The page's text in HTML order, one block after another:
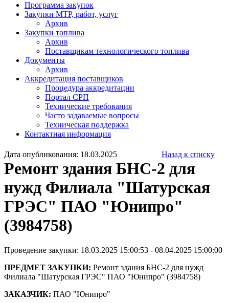
Программа закупок
Закупки МТР, работ, услуг
Архив
Закупки топлива
Архив
Поставщикам технологического топлива
Документы
Архив
Аккредитация поставщиков
Процедура аккредитации
Портал СРП
Технические требования
Часто задаваемые вопросы
Техническая поддержка
Контактная информация
Дата опубликования: 18.03.2025 Назад к списку
Ремонт здания БНС-2 для
нужд Филиала "Шатурская
ГРЭС" ПАО "Юнипро"
(3984758)
Проведение закупки: 18.03.2025 15:00:53 - 08.04.2025 15:00:00
ПРЕДМЕТ ЗАКУПКИ: Ремонт здания БНС-2 для нужд
Филиала "Шатурская ГРЭС" ПАО "Юнипро" (3984758)
ЗАКАЗЧИК: ПАО "Юнипро"